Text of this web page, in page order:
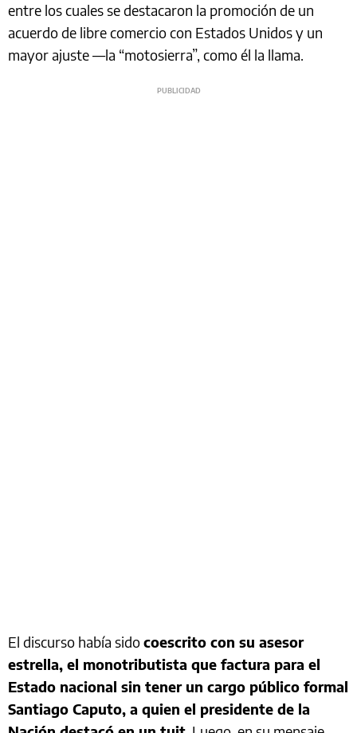
entre los cuales se destacaron la promoción de un
acuerdo de libre comercio con Estados Unidos y un
mayor ajuste —la “motosierra”, como él la llama.
El discurso había sidocoescrito con su asesor
estrella, el monotributista que factura para el
Estado nacional sin tener un cargo público formal
Santiago Caputo, a quien el presidente de la